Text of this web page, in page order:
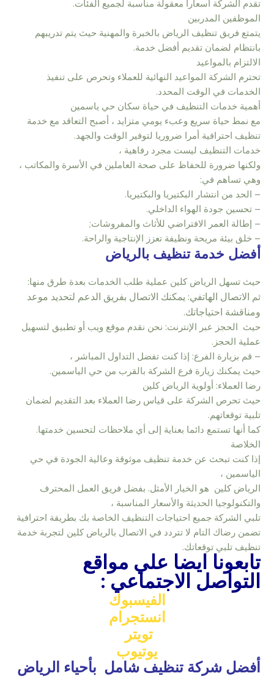
تقدم الشركة أسعارا معقولة مناسبة لجميع الفئات.
الموظفين المدربين
يتمتع فريق تنظيف الرياض بالخبرة والمهنية حيث يتم تدريبهم
بانتظام لضمان تقديم أفضل خدمة.
الالتزام بالمواعيد
تحترم الشركة المواعيد النهائية للعملاء وتحرص على تنفيذ
الخدمات في الوقت المحدد.
أهمية خدمات التنظيف في حياة سكان حي ياسمين
مع نمط حياة سريع وعبء يومي متزايد ، أصبح التعاقد مع خدمة
تنظيف احترافية أمرا ضروريا لتوفير الوقت والجهد.
خدمات التنظيف ليست مجرد رفاهية ،
ولكنها ضرورة للحفاظ على صحة العاملين في الأسرة والمكاتب ،
وهي تساهم في:
– الحد من انتشار البكتيريا والبكتيريا.
– تحسين جودة الهواء الداخلي.
– إطالة العمر الافتراضي للأثاث والمفروشات;
– خلق بيئة مريحة ونظيفة تعزز الإنتاجية والراحة.
أفضل خدمة تنظيف بالرياض
حيث تسهل الرياض كلين عملية طلب الخدمات بعدة طرق منها:
ثم الاتصال الهاتفي: يمكنك الاتصال بفريق الدعم لتحديد موعد
ومناقشة احتياجاتك.
حيث الحجز عبر الإنترنت: نحن نقدم موقع ويب أو تطبيق لتسهيل
عملية الحجز.
– قم بزيارة الفرع: إذا كنت تفضل التداول المباشر ،
حيث يمكنك زيارة فرع الشركة بالقرب من حي الياسمين.
رضا العملاء: أولوية الرياض كلين
حيث تحرص الشركة على قياس رضا العملاء بعد التقديم لضمان
تلبية توقعاتهم.
كما أنها تستمع دائما بعناية إلى أي ملاحظات لتحسين خدمتها.
الخلاصة
إذا كنت تبحث عن خدمة تنظيف موثوقة وعالية الجودة في حي
الياسمين ،
الرياض كلين هو الخيار الأمثل. بفضل فريق العمل المحترف
والتكنولوجيا الحديثة والأسعار المناسبة ،
تلبي الشركة جميع احتياجات التنظيف الخاصة بك بطريقة احترافية
تضمن رضاك التام لا تتردد في الاتصال بالرياض كلين لتجربة خدمة
تنظيف تلبي توقعاتك.
تابعونا ايضا علي مواقع
التواصل الاجتماعي :
الفيسبوك
انستجرام
تويتر
يوتيوب
أفضل شركة تنظيف شامل بأحياء الرياض